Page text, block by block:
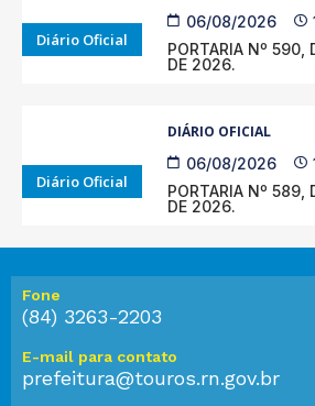
Diário Oficial
06/08/2026
PORTARIA Nº 590,
DE 2026.
Diário Oficial
DIÁRIO OFICIAL
06/08/2026
PORTARIA Nº 589,
DE 2026.
Fone
(84) 3263-2203
E-mail para contato
prefeitura@touros.rn.gov.br